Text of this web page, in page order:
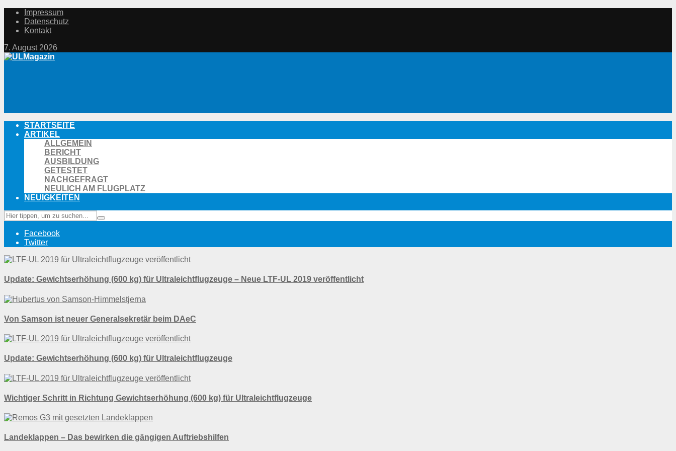
Impressum
Datenschutz
Kontakt
7. August 2026
STARTSEITE
ARTIKEL
ALLGEMEIN
BERICHT
AUSBILDUNG
GETESTET
NACHGEFRAGT
NEULICH AM FLUGPLATZ
NEUIGKEITEN
Facebook
Twitter
Update: Gewichtserhöhung (600 kg) für Ultraleichtflugzeuge – Neue LTF-UL 2019 veröffentlicht
Von Samson ist neuer Generalsekretär beim DAeC
Update: Gewichtserhöhung (600 kg) für Ultraleichtflugzeuge
Wichtiger Schritt in Richtung Gewichtserhöhung (600 kg) für Ultraleichtflugzeuge
Landeklappen – Das bewirken die gängigen Auftriebshilfen